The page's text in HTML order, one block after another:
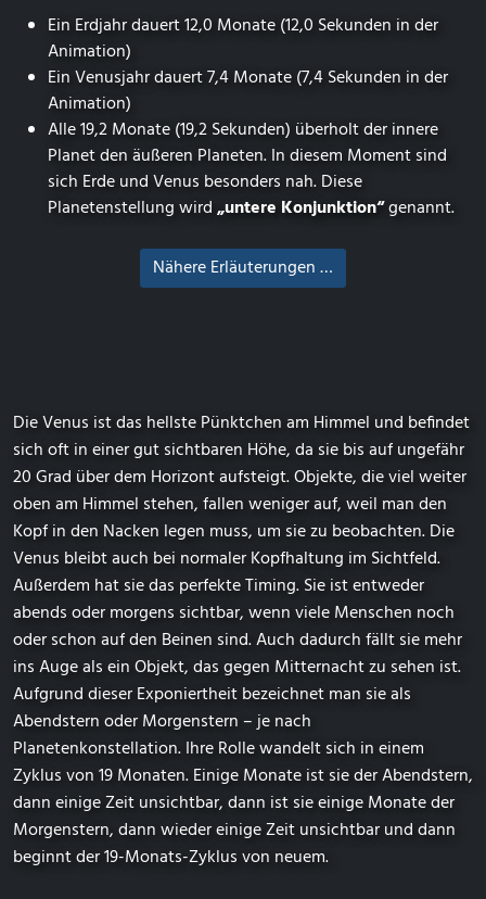
Ein Erdjahr dauert 12,0 Monate (12,0 Sekunden in der
Animation)
Ein Venusjahr dauert 7,4 Monate (7,4 Sekunden in der
Animation)
Alle 19,2 Monate (19,2 Sekunden) überholt der innere
Planet den äußeren Planeten. In diesem Moment sind
sich Erde und Venus besonders nah. Diese
Planetenstellung wird„untere Konjunktion“genannt.
Nähere Erläuterungen …
Die Venus ist das hellste Pünktchen am Himmel und befindet
sich oft in einer gut sichtbaren Höhe, da sie bis auf ungefähr
20 Grad über dem Horizont aufsteigt. Objekte, die viel weiter
oben am Himmel stehen, fallen weniger auf, weil man den
Kopf in den Nacken legen muss, um sie zu beobachten. Die
Venus bleibt auch bei normaler Kopfhaltung im Sichtfeld.
Außerdem hat sie das perfekte Timing. Sie ist entweder
abends oder morgens sichtbar, wenn viele Menschen noch
oder schon auf den Beinen sind. Auch dadurch fällt sie mehr
ins Auge als ein Objekt, das gegen Mitternacht zu sehen ist.
Aufgrund dieser Exponiertheit bezeichnet man sie als
Abendstern oder Morgenstern – je nach
Planetenkonstellation. Ihre Rolle wandelt sich in einem
Zyklus von 19 Monaten. Einige Monate ist sie der Abendstern,
dann einige Zeit unsichtbar, dann ist sie einige Monate der
Morgenstern, dann wieder einige Zeit unsichtbar und dann
beginnt der 19-Monats-Zyklus von neuem.